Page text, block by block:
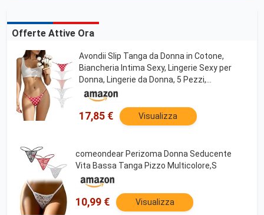
Offerte Attive Ora
Avondii Slip Tanga da Donna in Cotone,
Biancheria Intima Sexy, Lingerie Sexy per
Donna, Lingerie da Donna, 5 Pezzi,
Multicolore, M
17,85 € Visualizza
comeondear Perizoma Donna Seducente
Vita Bassa Tanga Pizzo Multicolore,S
10,99 € Visualizza